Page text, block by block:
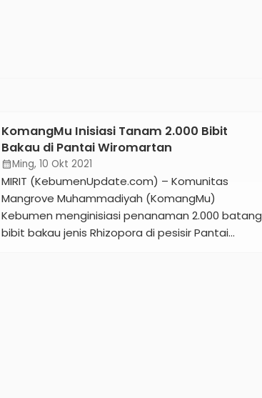
KomangMu Inisiasi Tanam 2.000 Bibit
Bakau di Pantai Wiromartan
calendar_monthMing, 10 Okt 2021
MIRIT (KebumenUpdate.com) – Komunitas
Mangrove Muhammadiyah (KomangMu)
Kebumen menginisiasi penanaman 2.000 batang
bibit bakau jenis Rhizopora di pesisir Pantai